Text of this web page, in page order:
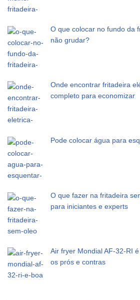
O que colocar no fundo da
não grudar?
Onde encontrar fritadeira
completo para economizar
Pode colocar água para
O que fazer na fritadeira
para iniciantes e experts
Air fryer Mondial AF-32-RI
os prós e contras